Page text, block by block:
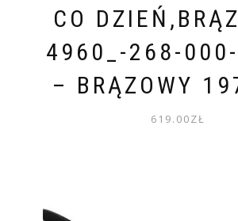
CO
4960_-268-000-
– BRĄZOWY
619.00ZŁ